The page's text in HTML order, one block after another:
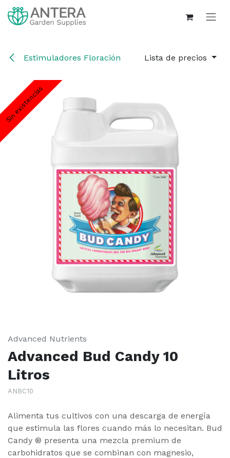
Ir al contenido
Estimuladores Floración Lista de precios
Sin existencias
Advanced Nutrients
Advanced Bud Candy 10
Litros
ANBC10
Alimenta tus cultivos con una descarga de energía
que estimula las flores cuando más lo necesitan. Bud
Candy ® presenta una mezcla premium de
carbohidratos que se combinan con magnesio,